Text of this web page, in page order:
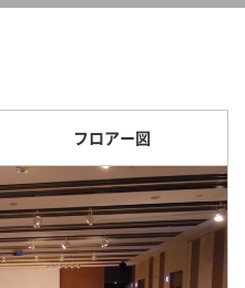
フロアー図